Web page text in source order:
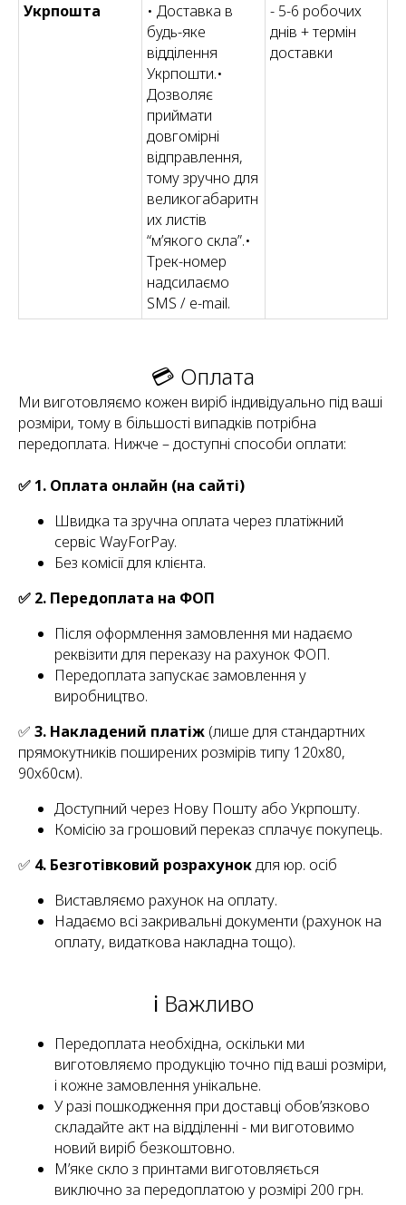
Укрпошта
• Доставка в
будь-яке
відділення
Укрпошти.•
Дозволяє
приймати
довгомірні
відправлення,
тому зручно для
великогабаритн
их листів
“м’якого скла”.•
Трек-номер
надсилаємо
SMS / e-mail.
- 5-6 робочих
днів + термін
доставки
💳 Оплата
Ми виготовляємо кожен виріб індивідуально під ваші
розміри, тому в більшості випадків потрібна
передоплата. Нижче – доступні способи оплати:
✅ 1. Оплата онлайн (на сайті)
Швидка та зручна оплата через платіжний
сервіс WayForPay.
Без комісії для клієнта.
✅ 2. Передоплата на ФОП
Після оформлення замовлення ми надаємо
реквізити для переказу на рахунок ФОП.
Передоплата запускає замовлення у
виробництво.
✅ 3. Накладений платіж (лише для стандартних
прямокутників поширених розмірів типу 120х80,
90х60см).
Доступний через Нову Пошту або Укрпошту.
Комісію за грошовий переказ сплачує покупець.
✅ 4. Безготівковий розрахунокдля юр. осіб
Виставляємо рахунок на оплату.
Надаємо всі закривальні документи (рахунок на
оплату, видаткова накладна тощо).
ℹ️ Важливо
Передоплата необхідна, оскільки ми
виготовляємо продукцію точно під ваші розміри,
і кожне замовлення унікальне.
У разі пошкодження при доставці обов’язково
складайте акт на відділенні - ми виготовимо
новий виріб безкоштовно.
М’яке скло з принтами виготовляється
виключно за передоплатою у розмірі 200 грн.